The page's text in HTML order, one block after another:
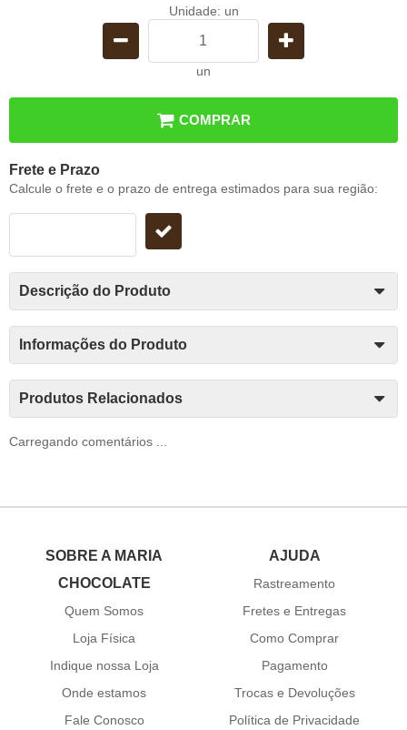
Unidade: un
un
COMPRAR
Frete e Prazo
Calcule o frete e o prazo de entrega estimados para sua região:
Descrição do Produto
Informações do Produto
Produtos Relacionados
Carregando comentários ...
SOBRE A MARIA
CHOCOLATE
Quem Somos
Loja Física
Indique nossa Loja
Onde estamos
Fale Conosco
AJUDA
Rastreamento
Fretes e Entregas
Como Comprar
Pagamento
Trocas e Devoluções
Política de Privacidade